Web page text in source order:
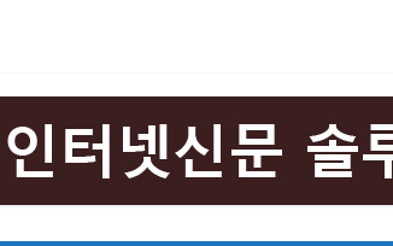
황리 개최